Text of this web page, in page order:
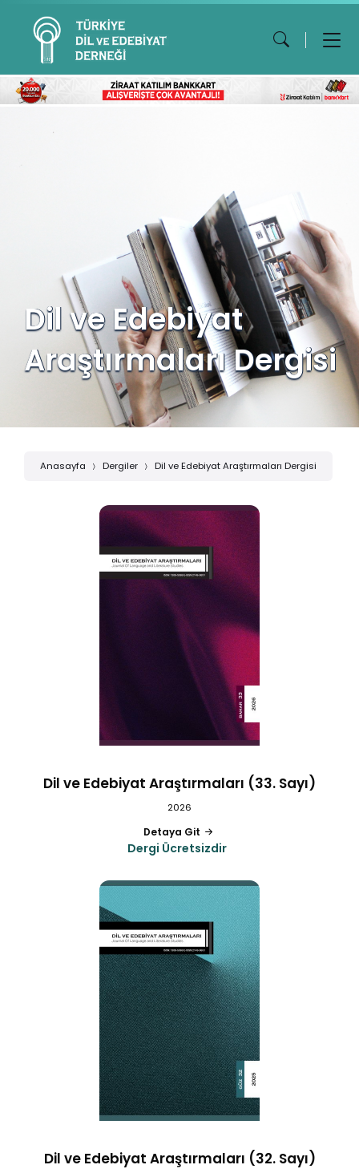
Dil ve Edebiyat
Araştırmaları Dergisi
Anasayfa Dergiler Dil ve Edebiyat Araştırmaları Dergisi
Dil ve Edebiyat Araştırmaları (33. Sayı)
2026
Detaya Git
Dergi Ücretsizdir
Dil ve Edebiyat Araştırmaları (32. Sayı)